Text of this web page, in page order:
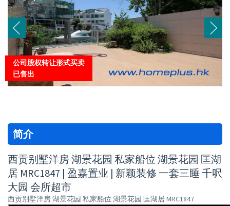
公司股权转让形式买卖
已售出
简介
西贡别墅洋房 湖景花园 私家船位 湖景花园 匡湖
居 MRC1847 | 盈嘉置业 | 新颖装修 一套三睡 千呎
大园 会所超市
西贡别墅洋房 湖景花园 私家船位 湖景花园 匡湖居 MRC1847